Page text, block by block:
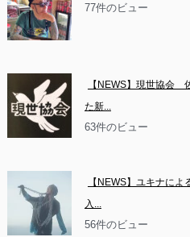
77件のビュー
【NEWS】現世協会
た新...
63件のビュー
【NEWS】ユキナに
入...
56件のビュー